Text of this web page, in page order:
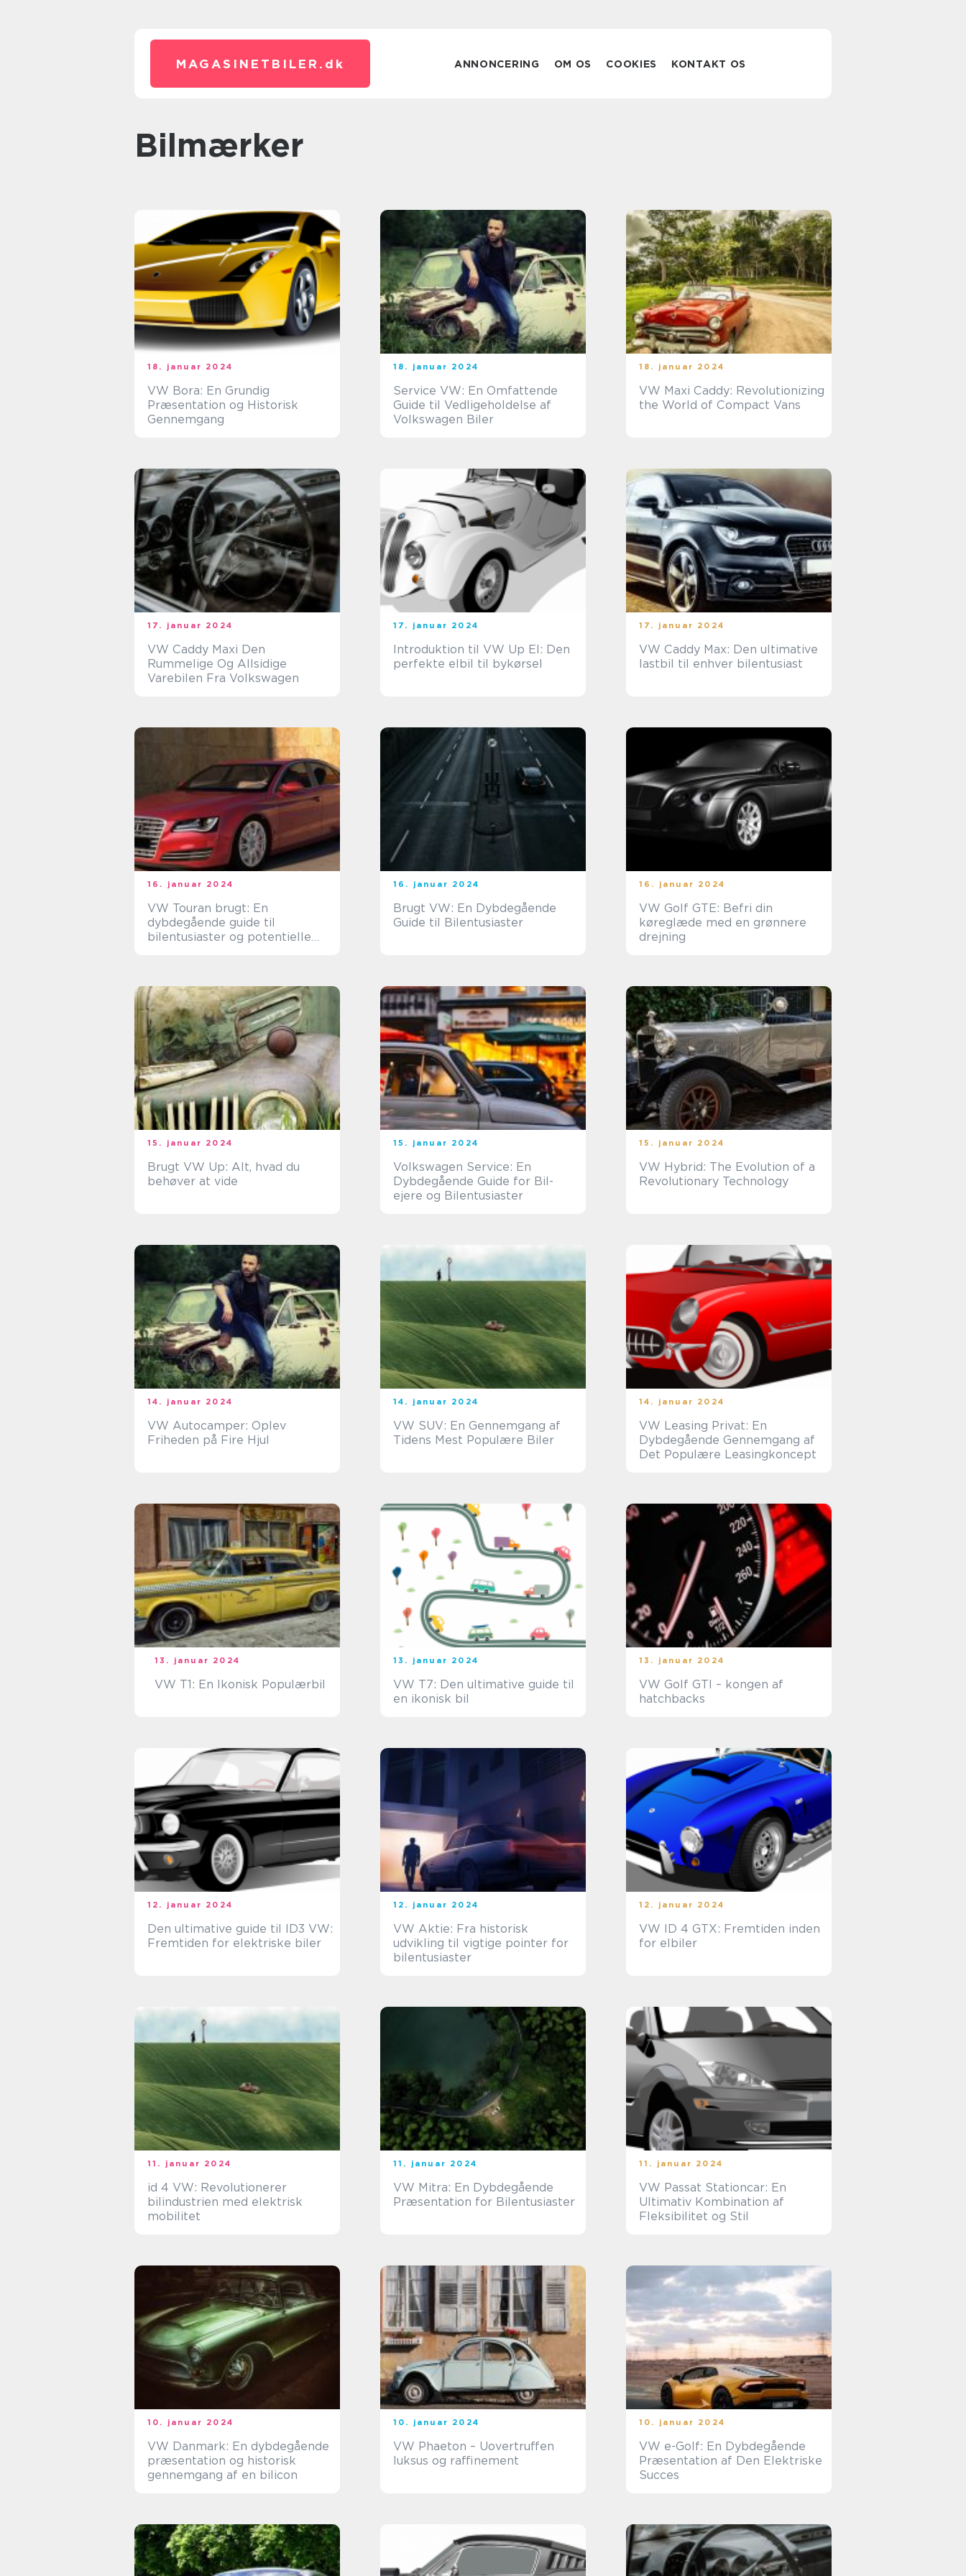
MAGASINETBILER. dk ANNONCERING OM OS COOKIES KONTAKT OS
Bilmærker
18. januar 2024
VW Bora: En Grundig
Præsentation og Historisk
Gennemgang
18. januar 2024
Service VW: En Omfattende
Guide til Vedligeholdelse af
Volkswagen Biler
18. januar 2024
VW Maxi Caddy: Revolutionizing
the World of Compact Vans
17. januar 2024
VW Caddy Maxi Den
Rummelige Og Allsidige
Varebilen Fra Volkswagen
17. januar 2024
Introduktion til VW Up El: Den
perfekte elbil til bykørsel
17. januar 2024
VW Caddy Max: Den ultimative
lastbil til enhver bilentusiast
16. januar 2024
VW Touran brugt: En
dybdegående guide til
bilentusiaster og potentielle
16. januar 2024
Brugt VW: En Dybdegående
Guide til Bilentusiaster
16. januar 2024
VW Golf GTE: Befri din
køreglæde med en grønnere
drejning
15. januar 2024
Brugt VW Up: Alt, hvad du
behøver at vide
15. januar 2024
Volkswagen Service: En
Dybdegående Guide for Bil-
ejere og Bilentusiaster
15. januar 2024
VW Hybrid: The Evolution of a
Revolutionary Technology
14. januar 2024
VW Autocamper: Oplev
Friheden på Fire Hjul
14. januar 2024
VW SUV: En Gennemgang af
Tidens Mest Populære Biler
14. januar 2024
VW Leasing Privat: En
Dybdegående Gennemgang af
Det Populære Leasingkoncept
13. januar 2024
VW T1: En Ikonisk Populærbil
13. januar 2024
VW T7: Den ultimative guide til
en ikonisk bil
13. januar 2024
VW Golf GTI – kongen af
hatchbacks
12. januar 2024
Den ultimative guide til ID3 VW:
Fremtiden for elektriske biler
12. januar 2024
VW Aktie: Fra historisk
udvikling til vigtige pointer for
bilentusiaster
12. januar 2024
VW ID 4 GTX: Fremtiden inden
for elbiler
11. januar 2024
id 4 VW: Revolutionerer
bilindustrien med elektrisk
mobilitet
11. januar 2024
VW Mitra: En Dybdegående
Præsentation for Bilentusiaster
11. januar 2024
VW Passat Stationcar: En
Ultimativ Kombination af
Fleksibilitet og Stil
10. januar 2024
VW Danmark: En dybdegående
præsentation og historisk
gennemgang af en bilicon
10. januar 2024
VW Phaeton – Uovertruffen
luksus og raffinement
10. januar 2024
VW e-Golf: En Dybdegående
Præsentation af Den Elektriske
Succes